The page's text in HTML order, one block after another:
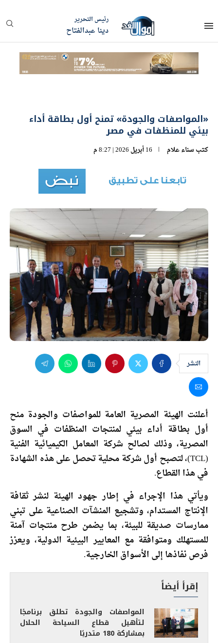
رئيس التحرير
دينا عبدالفتاح
«المواصفات والجودة» تمنح أول بطاقة أداء
بيئي للمنظفات في مصر
كتب سناء علام 16 أبريل 2026 | 8:27 م
النشر
أعلنت الهيئة المصرية العامة للمواصفات والجودة منح
أول بطاقة أداء بيئي لمنتجات المنظفات في السوق
المصرية، وذلك لصالح شركة المعامل الكيميائية الفنية
(TCL)، لتصبح أول شركة محلية تحصل على هذه الشهادة
في هذا القطاع.
ويأتي هذا الإجراء في إطار جهود الهيئة لنشر ثقافة
الإنتاج المستدام، وتشجيع المنشآت الصناعية على تبني
ممارسات صديقة للبيئة، بما يضمن طرح منتجات آمنة
للمستهلك ومتوافقة مع المعايير البيئية الدولية، ويعزز
فرص نفاذها إلى الأسواق الخارجية.
إقرأ أيضاً
المواصفات والجودة تطلق برنامجًا
لتأهيل قطاع السياحة الحلال
بمشاركة 180 متدربًا